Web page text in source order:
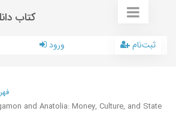
کتاب
ورود ثبت‌نام
and Anatolia: Money, Culture, and State